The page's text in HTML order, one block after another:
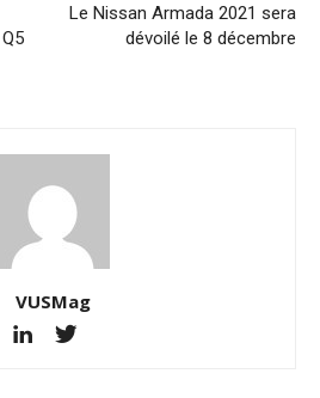
Le Nissan Armada 2021 sera
dévoilé le 8 décembre
VUSMag